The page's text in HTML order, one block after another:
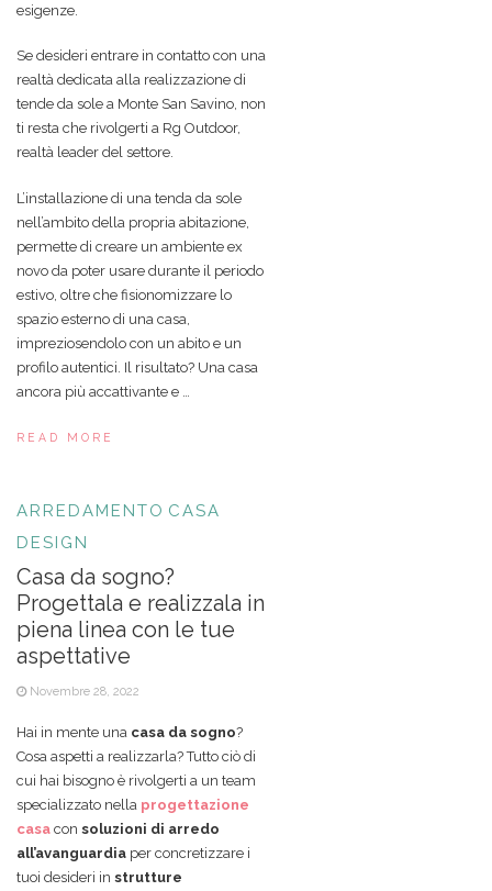
esigenze.
Se desideri entrare in contatto con una
realtà dedicata alla realizzazione di
tende da sole a Monte San Savino, non
ti resta che rivolgerti a Rg Outdoor,
realtà leader del settore.
L’installazione di una tenda da sole
nell’ambito della propria abitazione,
permette di creare un ambiente ex
novo da poter usare durante il periodo
estivo, oltre che fisionomizzare lo
spazio esterno di una casa,
impreziosendolo con un abito e un
profilo autentici. Il risultato? Una casa
ancora più accattivante e …
READ MORE
ARREDAMENTO CASA
DESIGN
Casa da sogno?
Progettala e realizzala in
piena linea con le tue
aspettative
Novembre 28, 2022
Hai in mente una casa da sogno?
Cosa aspetti a realizzarla? Tutto ciò di
cui hai bisogno è rivolgerti a un team
specializzato nella progettazione
casa con soluzioni di arredo
all’avanguardia per concretizzare i
tuoi desideri in strutture